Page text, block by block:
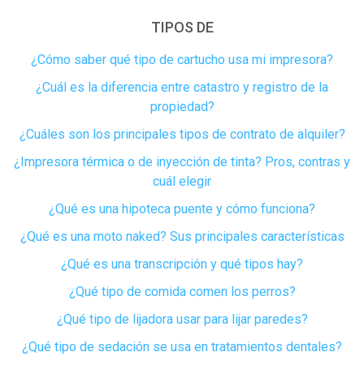
TIPOS DE
¿Cómo saber qué tipo de cartucho usa mi impresora?
¿Cuál es la diferencia entre catastro y registro de la
propiedad​?
¿Cuáles son los principales tipos de contrato de alquiler?
¿Impresora térmica o de inyección de tinta? Pros, contras y
cuál elegir
¿Qué es una hipoteca puente y cómo funciona?
¿Qué es una moto naked? Sus principales características
¿Qué es una transcripción y qué tipos hay?
¿Qué tipo de comida comen los perros?
¿Qué tipo de lijadora usar para lijar paredes?
¿Qué tipo de sedación se usa en tratamientos dentales?